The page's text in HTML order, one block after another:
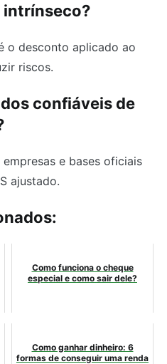
intrínseco?
o desconto aplicado ao
riscos.
confiáveis de
e bases oficiais
ajustado.
Como funciona o cheque
especial e como sair dele?
Como ganhar dinheiro: 6
formas de conseguir uma renda